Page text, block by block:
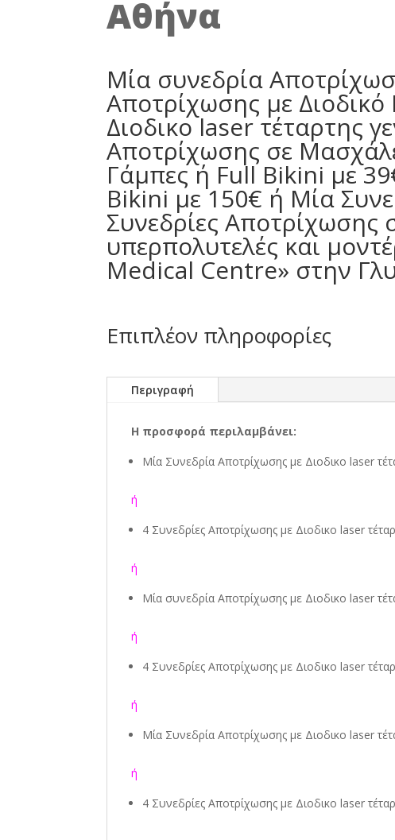
Αθήνα
Μία συνεδρία
Αποτρίχωσης με
Διοδικο laser τέταρτης
Αποτρίχωσης σε
Γάμπες ή Full Bikini με
Bikini με 150€ ή Μία
Συνεδρίες Αποτρίχωσης
υπερπολυτελές και
Medical Centre» στην
Επιπλέον πληροφορίες
Περιγραφή
Η προσφορά περιλαμβάνει:
Μία Συνεδρία Αποτρίχωσης με Διοδικο laser
ή
4 Συνεδρίες Αποτρίχωσηςμε Διοδικο laser
ή
Μία συνεδρία Αποτρίχωσης με Διοδικο laser
ή
4 Συνεδρίες Αποτρίχωσηςμε Διοδικο laser
ή
Μία Συνεδρία Αποτρίχωσηςμε Διοδικο laser
ή
4 Συνεδρίες Αποτρίχωσηςμε Διοδικο laser